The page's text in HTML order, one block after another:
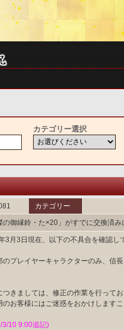
カテゴリー選択
カテゴリー
の御縁鈴・た×20」がすでに交換済
3月3日現在、以下の不具合を確認し
のプレイヤーキャラクターのみ、信
つきましては、修正の作業を行ってお
のお客様にはご迷惑をおかけします
3/10 9:00追記)